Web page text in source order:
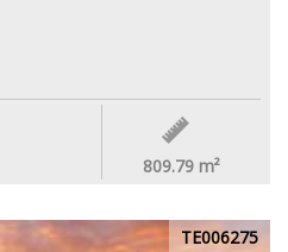
809.79 m²
TE006275